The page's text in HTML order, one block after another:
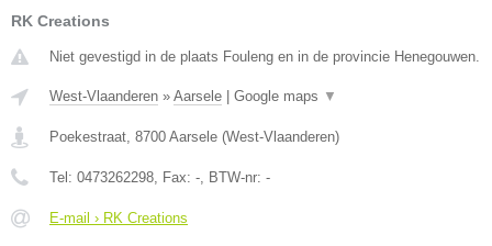
RK Creations
Niet gevestigd in de plaats Fouleng en in de provincie Henegouwen.
West-Vlaanderen » Aarsele Google maps ▼
Poekestraat 8700 Aarsele (West-Vlaanderen)
Tel: 0473262298 , Fax: - , BTW-nr: -
E-mail › RK Creations